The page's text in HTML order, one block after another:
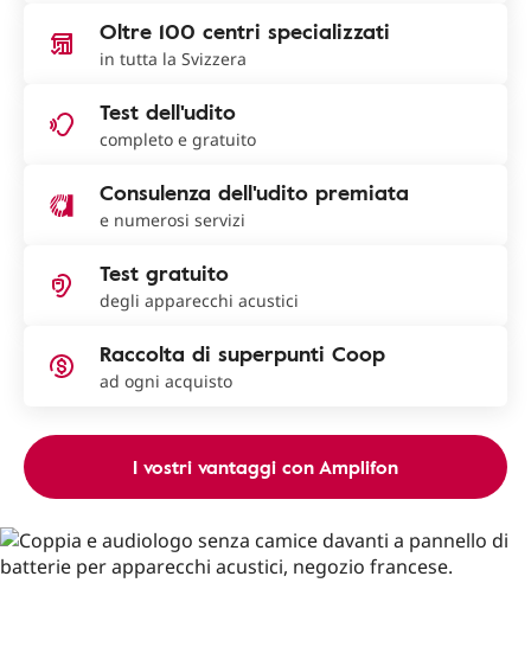
Oltre 100 centri specializzati
in tutta la Svizzera
Test dell'udito
completo e gratuito
Consulenza dell'udito premiata
e numerosi servizi
Test gratuito
degli apparecchi acustici
Raccolta di superpunti Coop
ad ogni acquisto
I vostri vantaggi con Amplifon